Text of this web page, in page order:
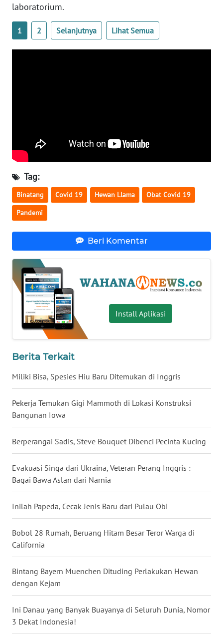
laboratorium.
1 2 Selanjutnya Lihat Semua
Tag:
Binatang Covid 19 Hewan Llama Obat Covid 19
Pandemi
Beri Komentar
Install Aplikasi
Berita Terkait
Miliki Bisa, Spesies Hiu Baru Ditemukan di Inggris
Pekerja Temukan Gigi Mammoth di Lokasi Konstruksi
Bangunan Iowa
Berperangai Sadis, Steve Bouquet Dibenci Pecinta Kucing
Evakuasi Singa dari Ukraina, Veteran Perang Inggris :
Bagai Bawa Aslan dari Narnia
Inilah Papeda, Cecak Jenis Baru dari Pulau Obi
Bobol 28 Rumah, Beruang Hitam Besar Teror Warga di
California
Bintang Bayern Muenchen Dituding Perlakukan Hewan
dengan Kejam
Ini Danau yang Banyak Buayanya di Seluruh Dunia, Nomor
3 Dekat Indonesia!
WN
BARAT
RIAU
WN
SERAMBI
JAMBI
WN
SULTRA
WN
NTB
WN
SULTENG
WN
SULBAR
WN
SUMBAR
SUMSEL
WN
BENGKULU
WN
LAMPUNG
WN
JATENG